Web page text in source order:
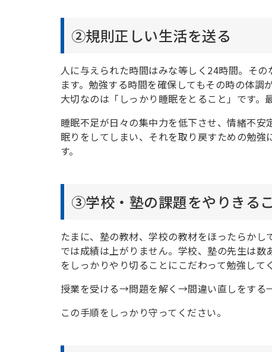
②規則正しい生活を送る
人に与えられた時間はみな等しく24時間。そ
ます。勉強する時間を確保してもその時の体
大切なのは「しっかり睡眠をとること」です。
睡眠不足が日々の集中力を低下させ、情緒不
眠りをしてしまい、それを取り戻すための勉
す。
③学校・塾の課題をやりきる
たまに、塾の教材、学校の教材をほったらか
では成績は上がりません。学校、塾の先生は
をしっかりやり切ることにこだわって勉強して
授業を受ける→問題を解く→間違い直しをす
この手順をしっかり守ってください。